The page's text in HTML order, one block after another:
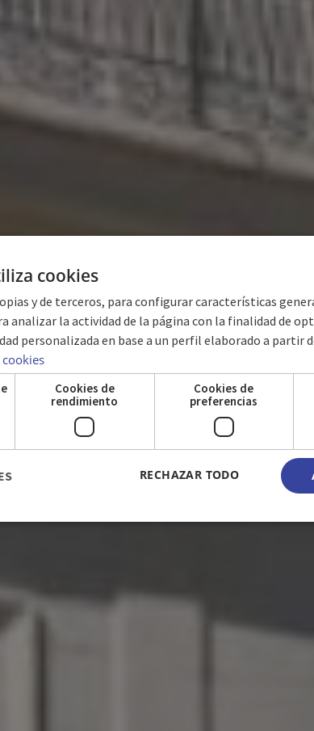
GALERIE
cookies
y de terceros, para configurar características
analizar la actividad de la página con la finalidad de
personalizada en base a un perfil elaborado a partir
Cookies de
rendimiento
Cookies de
preferencias
RECHAZAR TODO